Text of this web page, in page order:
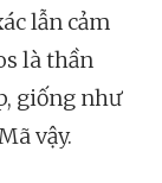
lẫn cảm
là thần
giống như
vậy.